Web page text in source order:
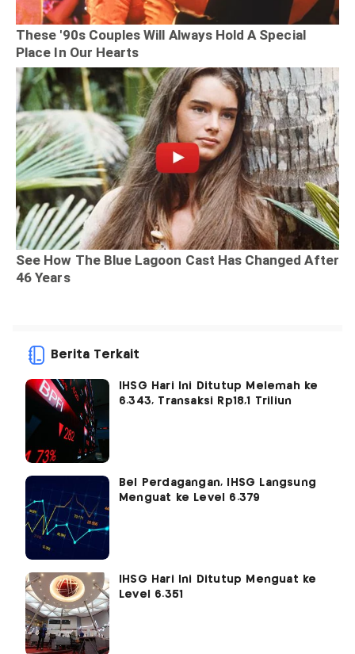
Berita Terkait
IHSG Hari Ini Ditutup Melemah ke
6.343, Transaksi Rp18,1 Triliun
Bel Perdagangan, IHSG Langsung
Menguat ke Level 6.379
IHSG Hari Ini Ditutup Menguat ke
Level 6.351